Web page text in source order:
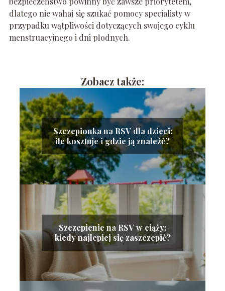
dlatego nie wahaj się szukać pomocy specjalisty w
przypadku wątpliwości dotyczących swojego cyklu
menstruacyjnego i dni płodnych.
Zobacz także:
Szczepionka na RSV dla dzieci:
ile kosztuje i gdzie ją znaleźć?
Szczepienie na RSV w ciąży:
kiedy najlepiej się zaszczepić?